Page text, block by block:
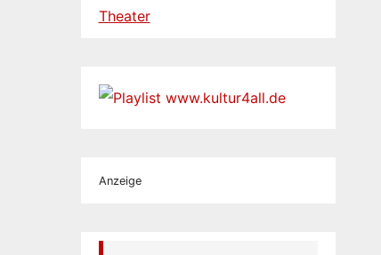
Theater
Anzeige